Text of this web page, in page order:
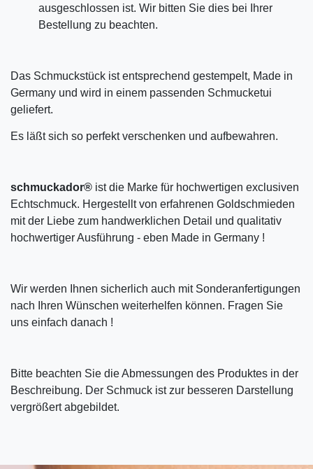
ausgeschlossen ist. Wir bitten Sie dies bei Ihrer
Bestellung zu beachten.
Das Schmuckstück ist entsprechend gestempelt, Made in
Germany und wird in einem passenden Schmucketui
geliefert.
Es läßt sich so perfekt verschenken und aufbewahren.
schmuckador® ist die Marke für hochwertigen exclusiven
Echtschmuck. Hergestellt von erfahrenen Goldschmieden
mit der Liebe zum handwerklichen Detail und qualitativ
hochwertiger Ausführung - eben Made in Germany !
Wir werden Ihnen sicherlich auch mit Sonderanfertigungen
nach Ihren Wünschen weiterhelfen können. Fragen Sie
uns einfach danach !
Bitte beachten Sie die Abmessungen des Produktes in der
Beschreibung. Der Schmuck ist zur besseren Darstellung
vergrößert abgebildet.